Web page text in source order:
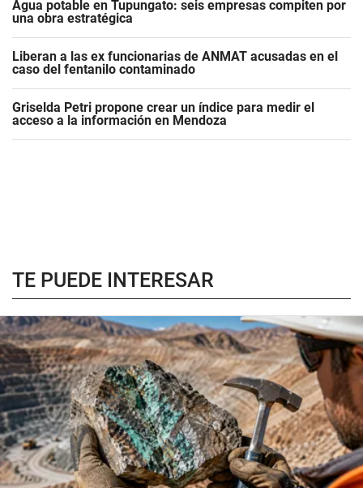
Agua potable en Tupungato: seis empresas compiten por
una obra estratégica
Liberan a las ex funcionarias de ANMAT acusadas en el
caso del fentanilo contaminado
Griselda Petri propone crear un índice para medir el
acceso a la información en Mendoza
TE PUEDE INTERESAR